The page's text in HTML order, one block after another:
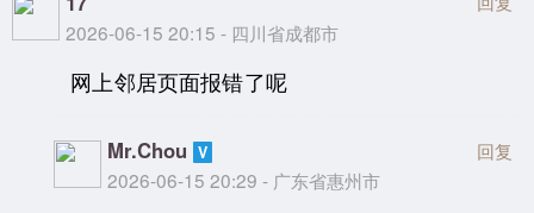
2026-06-15 20:15 - 四川省成都市
网上邻居页面报错了呢
Mr.Chou
2026-06-15 20:29 - 广东省惠州市
回复